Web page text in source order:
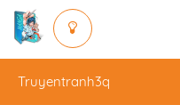
Truyentranh3q